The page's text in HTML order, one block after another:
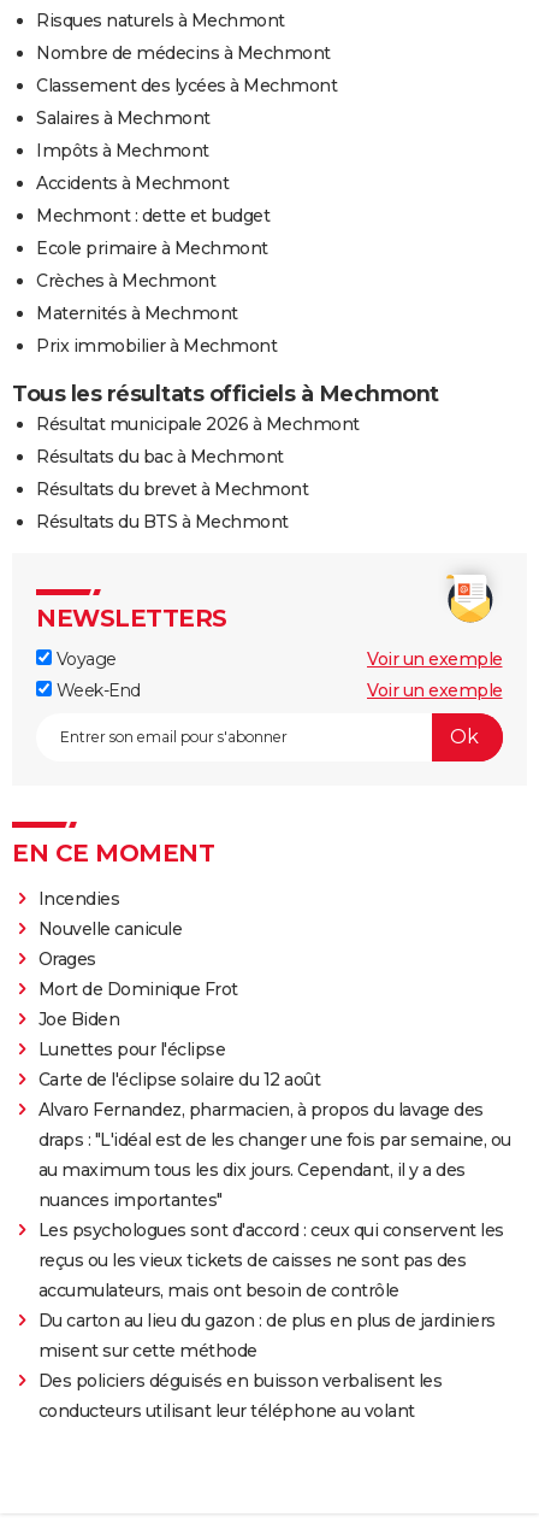
Risques naturels à Mechmont
Nombre de médecins à Mechmont
Classement des lycées à Mechmont
Salaires à Mechmont
Impôts à Mechmont
Accidents à Mechmont
Mechmont : dette et budget
Ecole primaire à Mechmont
Crèches à Mechmont
Maternités à Mechmont
Prix immobilier à Mechmont
Tous les résultats officiels à Mechmont
Résultat municipale 2026 à Mechmont
Résultats du bac à Mechmont
Résultats du brevet à Mechmont
Résultats du BTS à Mechmont
NEWSLETTERS
Voyage
Voir un exemple
Week-End
Voir un exemple
EN CE MOMENT
Incendies
Nouvelle canicule
Orages
Mort de Dominique Frot
Joe Biden
Lunettes pour l'éclipse
Carte de l'éclipse solaire du 12 août
Alvaro Fernandez, pharmacien, à propos du lavage des
draps : "L'idéal est de les changer une fois par semaine, ou
au maximum tous les dix jours. Cependant, il y a des
nuances importantes"
Les psychologues sont d'accord : ceux qui conservent les
reçus ou les vieux tickets de caisses ne sont pas des
accumulateurs, mais ont besoin de contrôle
Du carton au lieu du gazon : de plus en plus de jardiniers
misent sur cette méthode
Des policiers déguisés en buisson verbalisent les
conducteurs utilisant leur téléphone au volant